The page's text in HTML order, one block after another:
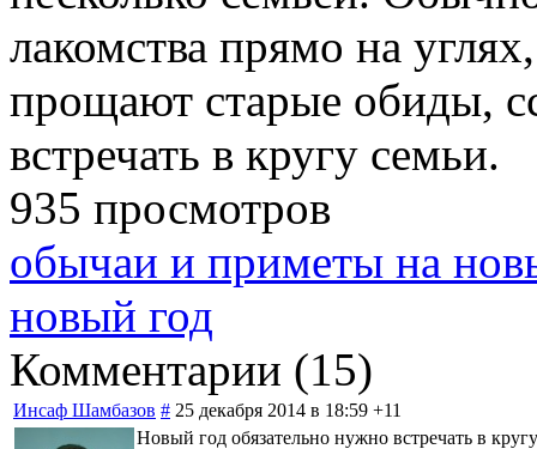
лакомства прямо на
прощают старые обиды,
встречать в кругу семьи.
935 просмотров
обычаи и приметы на
новый год
Комментарии (15)
Инсаф Шамбазов # 25 декабря 2014 в 18:59 +11
Новый год обязательно нужно встречать в